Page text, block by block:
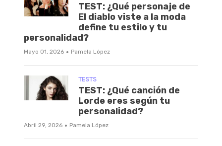
TEST: ¿Qué personaje de
El diablo viste a la moda
define tu estilo y tu
personalidad?
Mayo 01, 2026 · Pamela López
TESTS
TEST: ¿Qué canción de
Lorde eres según tu
personalidad?
Abril 29, 2026 · Pamela López